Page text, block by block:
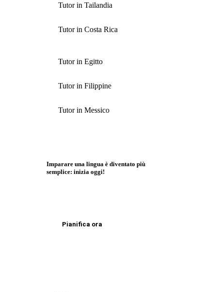
Tutor in Tailandia
Tutor in Costa Rica
Tutor in Egitto
Tutor in Filippine
Tutor in Messico
Imparare una lingua è diventato più
semplice: inizia oggi!
Pianifica ora